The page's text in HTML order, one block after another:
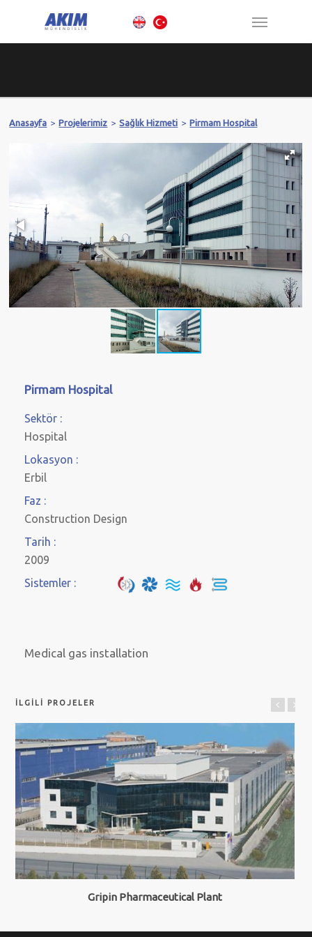
Anasayfa > Projelerimiz > Sağlık Hizmeti > Pirmam Hospital
Pirmam Hospital
Sektör :
Hospital
Lokasyon :
Erbil
Faz :
Construction Design
Tarih :
2009
Sistemler :
Medical gas installation
İLGILI PROJELER
Gripin Pharmaceutical Plant